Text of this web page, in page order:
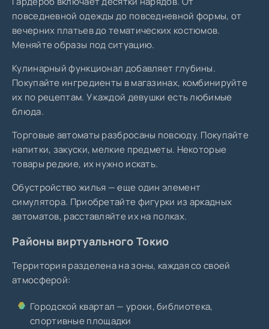
повседневной одежды до повседневной формы, от
вечерних платьев до тематических костюмов.
Меняйте образы под ситуацию.
Кулинарный функционал добавляет глубины.
Покупайте ингредиенты в магазинах, комбинируйте
их по рецептам. У каждой девушки есть любимые
блюда.
Торговые автоматы разбросаны повсюду. Покупайте
напитки, закуски, мелкие предметы. Некоторые
товары редкие, их нужно искать.
Обустройство жилья — еще один элемент
симулятора. Приобретайте фигурки из аркадных
автоматов, расставляйте их на полках.
Районы виртуального Токио
Территория разделена на зоны, каждая со своей
атмосферой:
Городской квартал — уроки, библиотека,
спортивные площадки